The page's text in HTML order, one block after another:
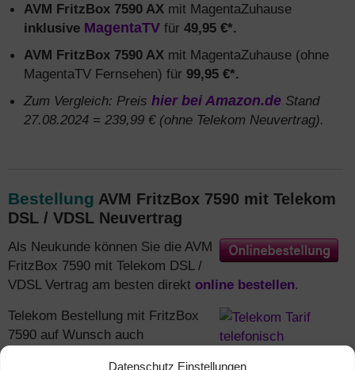
Datenschutz Einstellungen
AVM FritzBox 7590 AX mit MagentaZuhause
inklusive MagentaTV für 49,95 €*.
AVM FritzBox 7590 AX mit MagentaZuhause (ohne
MagentaTV Fernsehen) für 99,95 €*.
Zum Vergleich: Preis hier bei Amazon.de Stand
27.08.2024 = 239,99 € (ohne Telekom Neuvertrag).
Bestellung AVM FritzBox 7590 mit Telekom
DSL / VDSL Neuvertrag
Als Neukunde können Sie die AVM
FritzBox 7590 mit Telekom DSL /
VDSL Vertrag am besten direkt online bestellen.
Telekom Bestellung mit FritzBox
7590 auf Wunsch auch